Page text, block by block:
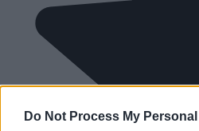
Do Not Process My